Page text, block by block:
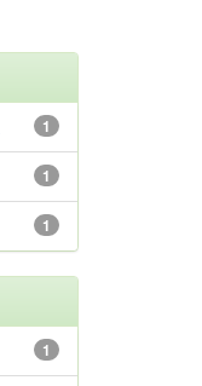
1
1
1
1